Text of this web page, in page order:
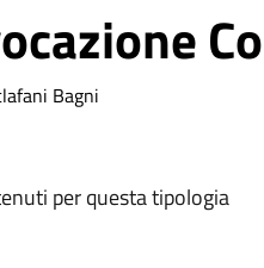
Bagni
per questa tipologia